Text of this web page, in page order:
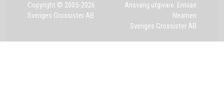
Copyright © 2005-2026
Sveriges Grossister AB
Ansvarig utgivare: Ermias
Neamen
Sveriges Grossister AB